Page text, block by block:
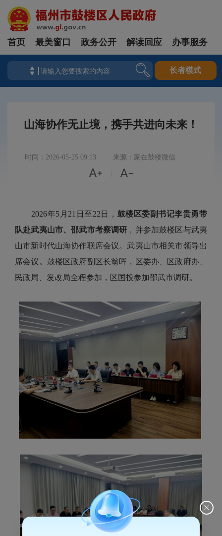
首页 最美窗口 政务公开 解读回应 办事服务
长者模式
山海协作无止境，携手共进向未来！
时间：2026-05-25 09:13 来源：家在鼓楼微信
 
2026年5月21日至22日， 鼓楼区委副书记李贵勇带
队赴武夷山市、邵武市考察调研 ，并参加鼓楼区与武夷
山市新时代山海协作联席会议。武夷山市相关市领导出
席会议。鼓楼区政府副区长翁晖，区委办、区政府办、
民政局、发改局全程参加，区国投参加邵武市调研。